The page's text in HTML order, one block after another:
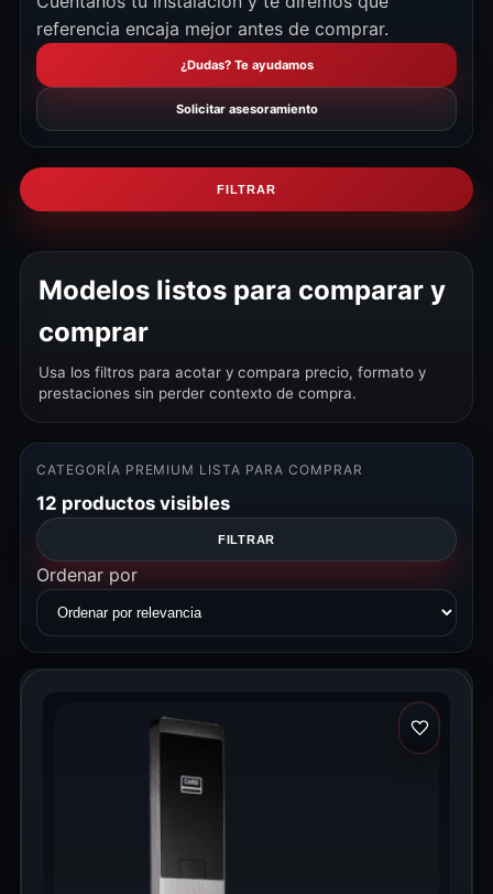
referencia encaja mejor antes de comprar.
¿Dudas? Te ayudamos
Solicitar asesoramiento
FILTRAR
Modelos listos para comparar y
comprar
Usa los filtros para acotar y compara precio, formato y
prestaciones sin perder contexto de compra.
CATEGORÍA PREMIUM LISTA PARA COMPRAR
12 productos visibles
FILTRAR
Ordenar por